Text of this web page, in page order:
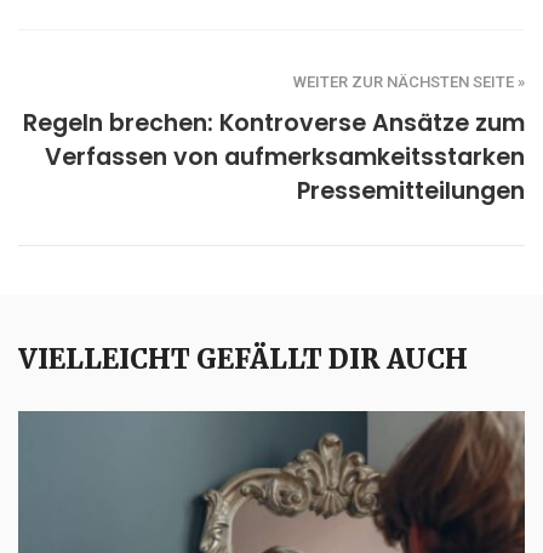
WEITER ZUR NÄCHSTEN SEITE »
Regeln brechen: Kontroverse Ansätze zum
Verfassen von aufmerksamkeitsstarken
Pressemitteilungen
VIELLEICHT GEFÄLLT DIR AUCH